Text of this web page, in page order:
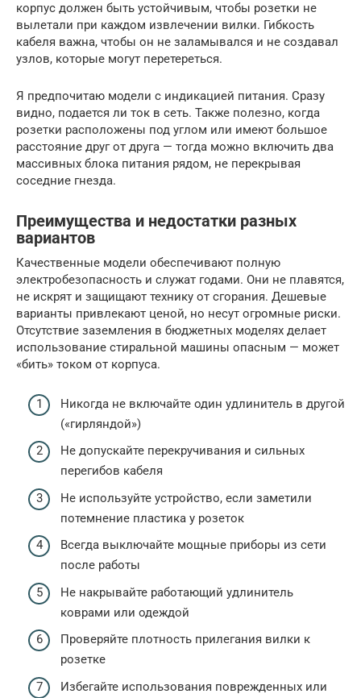
корпус должен быть устойчивым, чтобы розетки не
вылетали при каждом извлечении вилки. Гибкость
кабеля важна, чтобы он не заламывался и не создавал
узлов, которые могут перетереться.
Я предпочитаю модели с индикацией питания. Сразу
видно, подается ли ток в сеть. Также полезно, когда
розетки расположены под углом или имеют большое
расстояние друг от друга — тогда можно включить два
массивных блока питания рядом, не перекрывая
соседние гнезда.
Преимущества и недостатки разных
вариантов
Качественные модели обеспечивают полную
электробезопасность и служат годами. Они не плавятся,
не искрят и защищают технику от сгорания. Дешевые
варианты привлекают ценой, но несут огромные риски.
Отсутствие заземления в бюджетных моделях делает
использование стиральной машины опасным — может
«бить» током от корпуса.
Никогда не включайте один удлинитель в другой
(«гирляндой»)
Не допускайте перекручивания и сильных
перегибов кабеля
Не используйте устройство, если заметили
потемнение пластика у розеток
Всегда выключайте мощные приборы из сети
после работы
Не накрывайте работающий удлинитель
коврами или одеждой
Проверяйте плотность прилегания вилки к
розетке
Избегайте использования поврежденных или